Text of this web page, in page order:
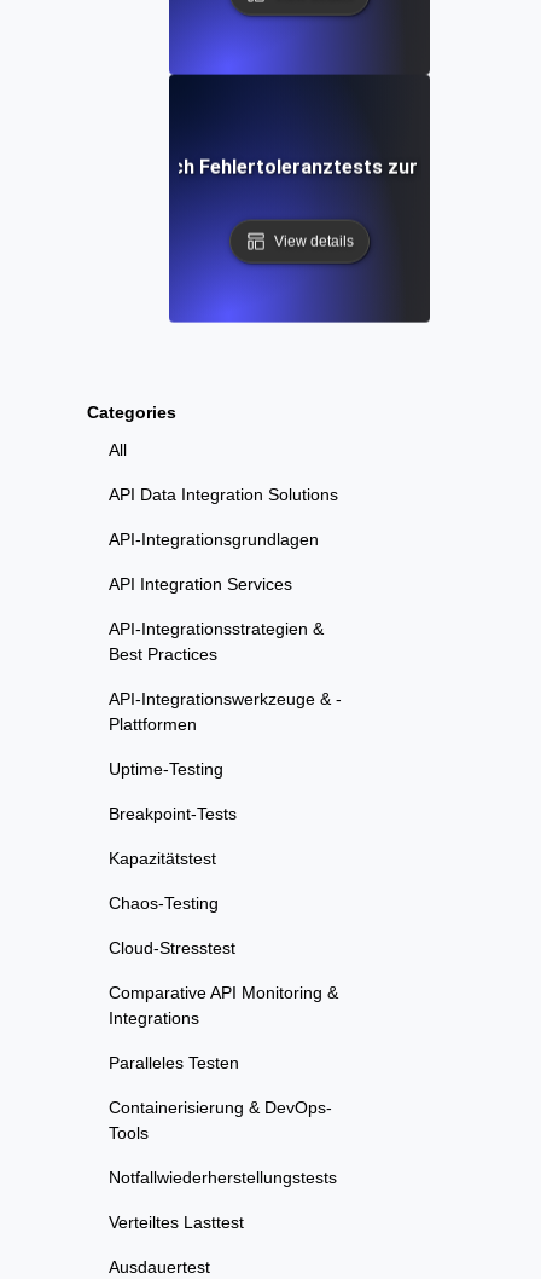
Categories
All
API Data Integration Solutions
API-Integrationsgrundlagen
API Integration Services
API-Integrationsstrategien &
Best Practices
API-Integrationswerkzeuge & -
Plattformen
Uptime-Testing
Breakpoint-Tests
Kapazitätstest
Chaos-Testing
Cloud-Stresstest
Comparative API Monitoring &
Integrations
Paralleles Testen
Containerisierung & DevOps-
Tools
Notfallwiederherstellungstests
Verteiltes Lasttest
Ausdauertest
Ausfällen durch Fehlertoleranztests zur
View details